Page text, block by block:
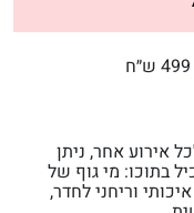
אירוע אחר, ניתן
בתוכו: מי גוף של
וריחני לחדר,